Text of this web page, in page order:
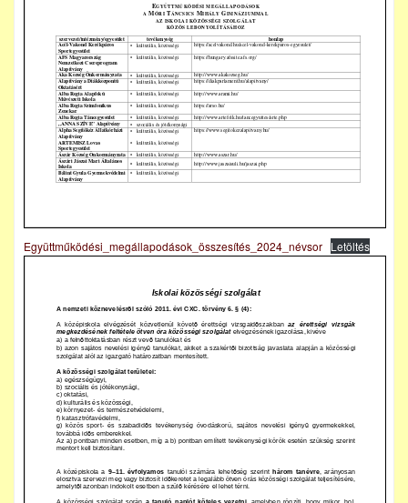
Együttműködési_megállapodások_összesítés_2024_névsor Letöltés